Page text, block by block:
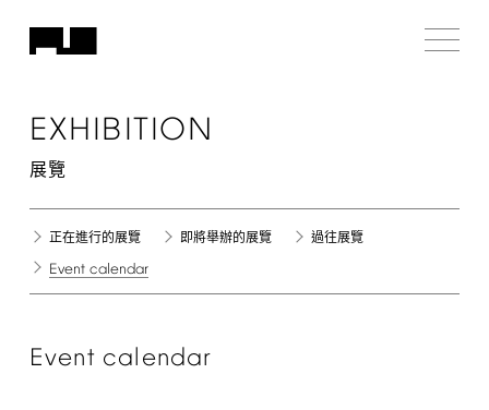
EXHIBITION
展覽
正在進行的展覽 即將舉辦的展覽 過往展覽
Event calendar
Event calendar